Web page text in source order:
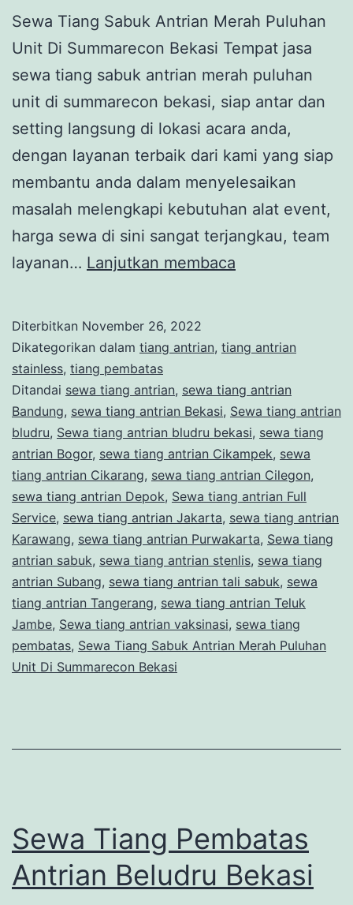
Sewa Tiang Sabuk Antrian Merah Puluhan
Unit Di Summarecon Bekasi Tempat jasa
sewa tiang sabuk antrian merah puluhan
unit di summarecon bekasi, siap antar dan
setting langsung di lokasi acara anda,
dengan layanan terbaik dari kami yang siap
membantu anda dalam menyelesaikan
masalah melengkapi kebutuhan alat event,
harga sewa di sini sangat terjangkau, team
layanan… Lanjutkan membaca
Antrian
Puluhan
Unit
Di
Summarecon
Bekasi
Diterbitkan November 26, 2022
Dikategorikan dalam tiang antrian, tiang antrian
stainless, tiang pembatas
Ditandai sewa tiang antrian, sewa tiang antrian
Bandung, sewa tiang antrian Bekasi, Sewa tiang antrian
bludru, Sewa tiang antrian bludru bekasi, sewa tiang
antrian Bogor, sewa tiang antrian Cikampek, sewa
tiang antrian Cikarang, sewa tiang antrian Cilegon,
sewa tiang antrian Depok, Sewa tiang antrian Full
Service, sewa tiang antrian Jakarta, sewa tiang antrian
Karawang, sewa tiang antrian Purwakarta, Sewa tiang
antrian sabuk, sewa tiang antrian stenlis, sewa tiang
antrian Subang, sewa tiang antrian tali sabuk, sewa
tiang antrian Tangerang, sewa tiang antrian Teluk
Jambe, Sewa tiang antrian vaksinasi, sewa tiang
pembatas, Sewa Tiang Sabuk Antrian Merah Puluhan
Unit Di Summarecon Bekasi
Sewa Tiang Pembatas
Antrian Beludru Bekasi